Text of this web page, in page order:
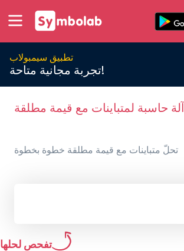
تطبيق سيمبولاب
تجربة مجانية متاحة!
آلة حاسبة لمتباينات مع قيمة مطلقة
تحلّ متباينات مع قيمة مطلقة خطوة بخطوة
تفحص لحلها